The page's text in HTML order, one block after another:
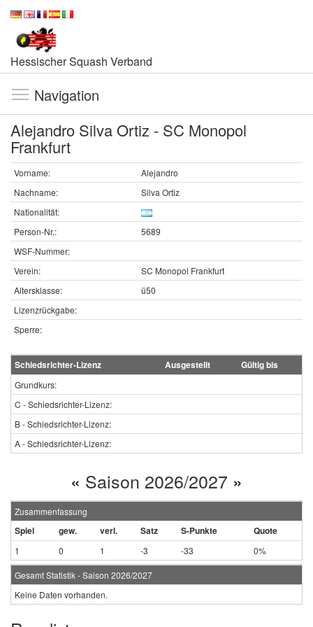
Hessischer Squash Verband
Navigation
Alejandro Silva Ortiz - SC Monopol
Frankfurt
Vorname:
Alejandro
Nachname:
Silva Ortiz
Nationalität:
Person-Nr.:
5689
WSF-Nummer:
Verein:
SC Monopol Frankfurt
Altersklasse:
ü50
Lizenzrückgabe:
Sperre:
Schiedsrichter-Lizenz Ausgestellt Gültig bis
Grundkurs:
C - Schiedsrichter-Lizenz:
B - Schiedsrichter-Lizenz:
A - Schiedsrichter-Lizenz:
« Saison 2026/2027 »
Zusammenfassung
Spiel gew. verl. Satz S-Punkte Quote
1 0 1 -3 -33 0%
Gesamt Statistik - Saison 2026/2027
Keine Daten vorhanden.